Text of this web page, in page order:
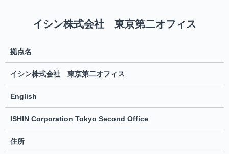
イシン株式会社 東京第二オフィス
拠点名
イシン株式会社 東京第二オフィス
English
ISHIN Corporation Tokyo Second Office
住所